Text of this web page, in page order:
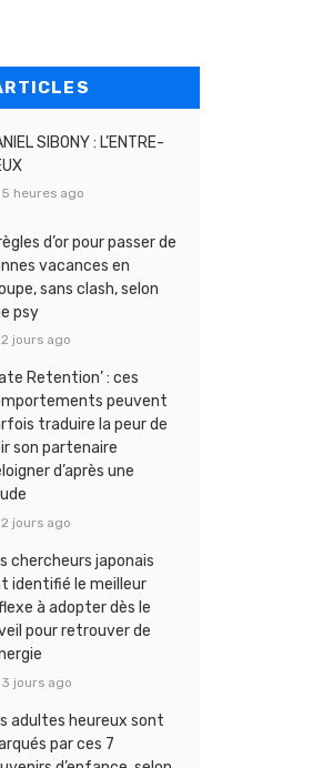
SIBONY : L’ENTRE-
5 heures ago
d’or pour passer de
vacances en
sans clash, selon
psy
2 jours ago
Retention’ : ces
peuvent
traduire la peur de
son partenaire
d’après une
2 jours ago
chercheurs japonais
identifié le meilleur
à adopter dès le
pour retrouver de
3 jours ago
adultes heureux sont
par ces 7